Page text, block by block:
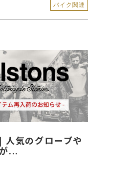
バイク関連
気のグローブや
...